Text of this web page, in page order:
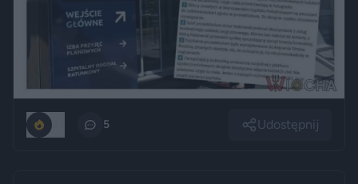
5 Udostępnij